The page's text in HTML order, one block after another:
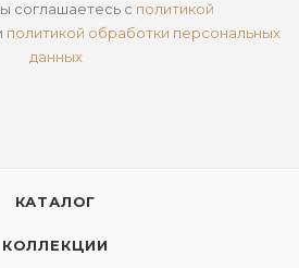
соглашаетесь с политикой
политикой обработки персональных
данных
КАТАЛОГ
КОЛЛЕКЦИИ